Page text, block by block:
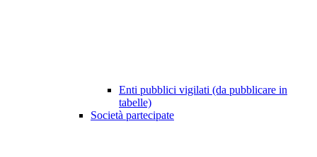
Enti pubblici vigilati (da pubblicare in
tabelle)
Società partecipate